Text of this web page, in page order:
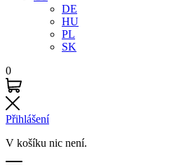
DE
HU
PL
SK
0
Přihlášení
V košíku nic není.